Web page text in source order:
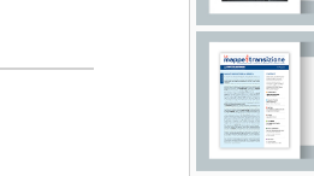
futuro per la raffinazione?'